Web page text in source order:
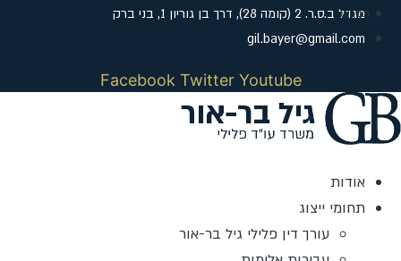
דלג
לתוכן
מגדל ב.ס.ר. 2 (קומה 28), דרך בן גוריון 1, בני ברק
gil.bayer@gmail.com
Facebook Twitter Youtube
אודות
תחומי ייצוג
עורך דין פלילי גיל בר-אור